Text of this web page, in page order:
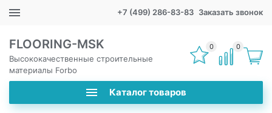
+7 (499) 286-83-83 Заказать звонок
FLOORING-MSK
Высококачественные строительные
материалы Forbo
Каталог товаров
0 0